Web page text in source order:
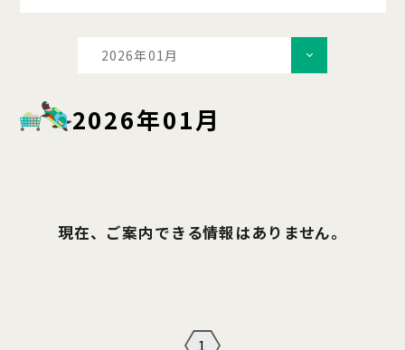
2026年01月
2026年01月
現在、ご案内できる情報はありません。
1